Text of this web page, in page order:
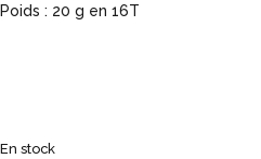
Poids : 20 g en 16T
En stock